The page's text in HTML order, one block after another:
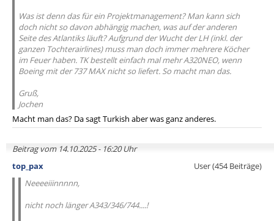
Was ist denn das für ein Projektmanagement? Man kann sich
doch nicht so davon abhängig machen, was auf der anderen
Seite des Atlantiks läuft? Aufgrund der Wucht der LH (inkl. der
ganzen Tochterairlines) muss man doch immer mehrere Köcher
im Feuer haben. TK bestellt einfach mal mehr A320NEO, wenn
Boeing mit der 737 MAX nicht so liefert. So macht man das.
Gruß,
Jochen
Macht man das? Da sagt Turkish aber was ganz anderes.
Beitrag vom 14.10.2025 - 16:20 Uhr
top_pax
User (454 Beiträge)
Neeeeiiinnnnn,
nicht noch länger A343/346/744....!